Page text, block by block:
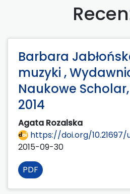
Barbara
muzyki ,
Naukowe
2014
Agata Rozalska
https://doi.org/10.21697/
2015-09-30
PDF